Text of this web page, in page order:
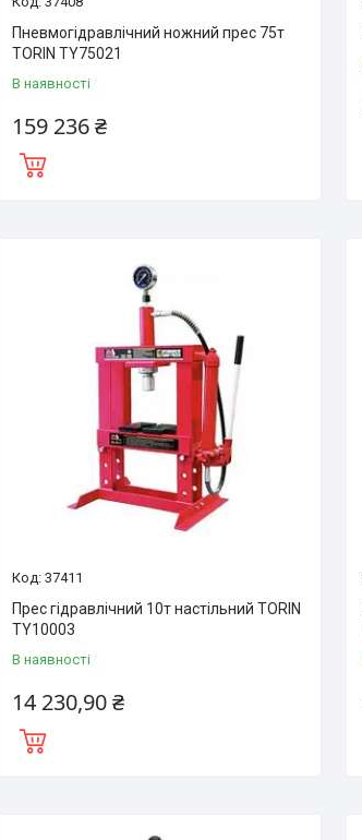
Пневмогідравлічний ножний прес 75т
TORIN TY75021
В наявності
159 236 ₴
37411
Прес гідравлічний 10т настільний TORIN
TY10003
В наявності
14 230,90 ₴